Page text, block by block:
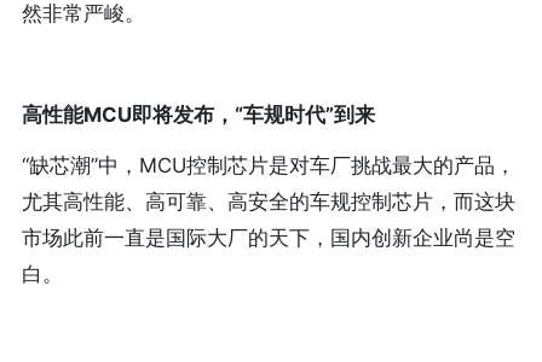
然非常严峻。
高性能MCU即将发布，“车规时代”到来
“缺芯潮”中，MCU控制芯片是对车厂挑战最大的产品，
尤其高性能、高可靠、高安全的车规控制芯片，而这块
市场此前一直是国际大厂的天下，国内创新企业尚是空
白。